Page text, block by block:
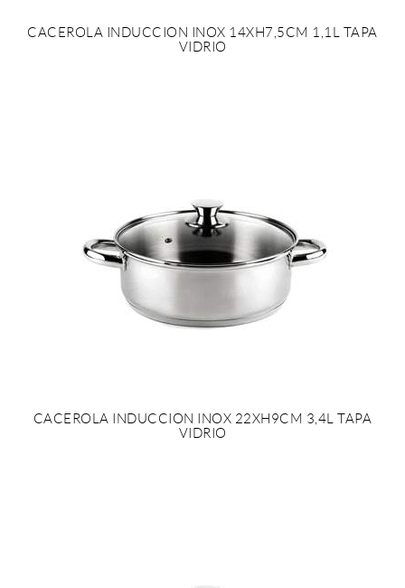
CACEROLA INDUCCION INOX 14XH7,5CM 1,1L TAPA
VIDRIO
CACEROLA INDUCCION INOX 22XH9CM 3,4L TAPA
VIDRIO